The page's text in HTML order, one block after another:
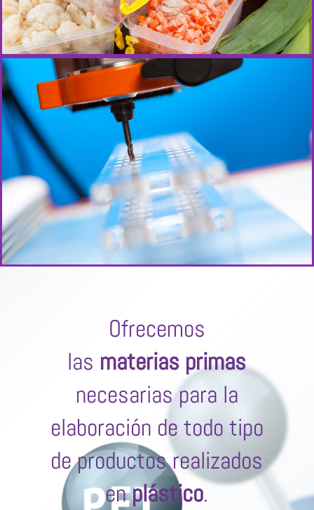
Ofrecemos
las materias primas
necesarias para la
elaboración de todo tipo
de productos realizados
enplástico.